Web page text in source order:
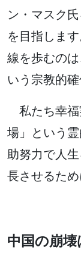
ン・マスク
を目指しま
線を歩むの
いう宗教的
私たち幸福
場」という
助努力で人
長させるた
中国の崩